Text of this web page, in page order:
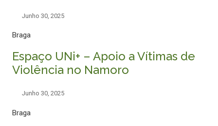
Junho 30, 2025
Braga
Espaço UNi+ – Apoio a Vítimas de
Violência no Namoro
Junho 30, 2025
Braga